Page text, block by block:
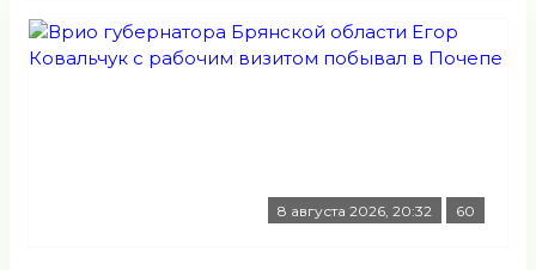
8 августа 2026, 20:32 60